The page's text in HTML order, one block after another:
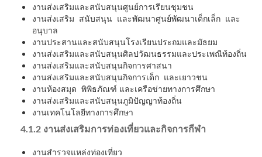
งานส่งเสริมและสนับสนุนศูนย์การเรียนชุมชน
งานส่งเสริม สนับสนุน และพัฒนาศูนย์พัฒนาเด็กเล็ก และ
อนุบาล
งานประสานและสนับสนุนโรงเรียนประถมและมัธยม
งานส่งเสริมและสนับสนุนศิลปวัฒนธรรมและประเพณีท้องถิ่น
งานส่งเสริมและสนับสนุนกิจการศาสนา
งานส่งเสริมและสนับสนุนกิจการเด็ก และเยาวชน
งานห้องสมุด พิพิธภัณฑ์ และเครือข่ายทางการศึกษา
งานส่งเสริมและสนับสนุนภูมิปัญญาท้องถิ่น
งานเทคโนโลยีทางการศึกษา
4.1.2 งานส่งเสริมการท่องเที่ยวและกิจการกีฬา
งานสำรวจแหล่งท่องเที่ยว